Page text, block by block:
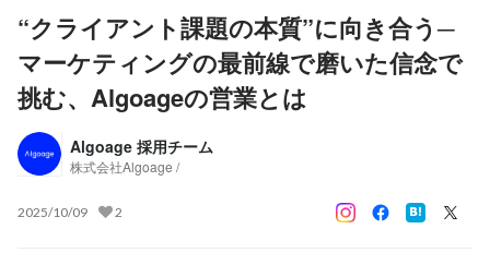
“クライアント課題の本質”に向き合う─
マーケティングの最前線で磨いた信念で
挑む、Algoageの営業とは
Algoage 採用チーム
株式会社Algoage /
2025/10/09 2